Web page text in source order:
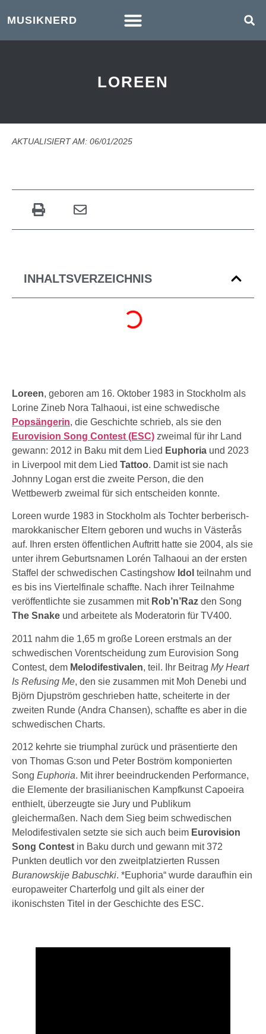
MUSIKNERD
LOREEN
AKTUALISIERT AM: 06/01/2025
INHALTSVERZEICHNIS
Loreen, geboren am 16. Oktober 1983 in Stockholm als
Lorine Zineb Nora Talhaoui, ist eine schwedische
Popsängerin, die Geschichte schrieb, als sie den
Eurovision Song Contest (ESC) zweimal für ihr Land
gewann: 2012 in Baku mit dem Lied Euphoria und 2023
in Liverpool mit dem Lied Tattoo. Damit ist sie nach
Johnny Logan erst die zweite Person, die den
Wettbewerb zweimal für sich entscheiden konnte.
Loreen wurde 1983 in Stockholm als Tochter berberisch-
marokkanischer Eltern geboren und wuchs in Västerås
auf. Ihren ersten öffentlichen Auftritt hatte sie 2004, als sie
unter ihrem Geburtsnamen Lorén Talhaoui an der ersten
Staffel der schwedischen Castingshow Idol teilnahm und
es bis ins Viertelfinale schaffte. Nach ihrer Teilnahme
veröffentlichte sie zusammen mit Rob’n’Raz den Song
The Snake und arbeitete als Moderatorin für TV400.
2011 nahm die 1,65 m große Loreen erstmals an der
schwedischen Vorentscheidung zum Eurovision Song
Contest, dem Melodifestivalen, teil. Ihr Beitrag My Heart
Is Refusing Me, den sie zusammen mit Moh Denebi und
Björn Djupström geschrieben hatte, scheiterte in der
zweiten Runde (Andra Chansen), schaffte es aber in die
schwedischen Charts.
2012 kehrte sie triumphal zurück und präsentierte den
von Thomas G:son und Peter Boström komponierten
Song Euphoria. Mit ihrer beeindruckenden Performance,
die Elemente der brasilianischen Kampfkunst Capoeira
enthielt, überzeugte sie Jury und Publikum
gleichermaßen. Nach dem Sieg beim schwedischen
Melodifestivalen setzte sie sich auch beim Eurovision
Song Contest in Baku durch und gewann mit 372
Punkten deutlich vor den zweitplatzierten Russen
Buranowskije Babuschki. *Euphoria“ wurde daraufhin ein
europaweiter Charterfolg und gilt als einer der
ikonischsten Titel in der Geschichte des ESC.